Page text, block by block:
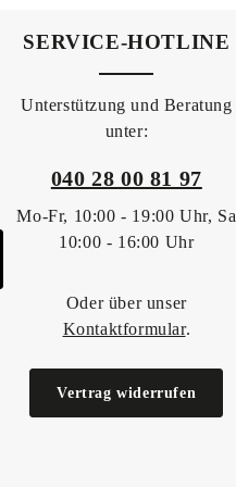
SERVICE-HOTLINE
Unterstützung und Beratung
unter:
040 28 00 81 97
Mo-Fr, 10:00 - 19:00 Uhr, Sa
10:00 - 16:00 Uhr
Oder über unser
Kontaktformular.
Vertrag widerrufen